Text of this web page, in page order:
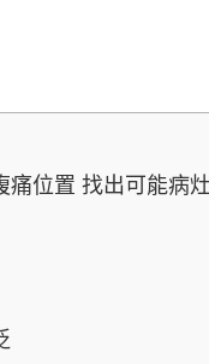
痛位置 找出可能病灶